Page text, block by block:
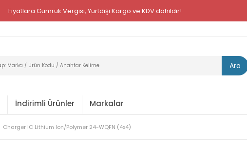
Fiyatlara Gümrük Vergisi, Yurtdışı Kargo ve KDV dahildir!
Ara
İndirimli Ürünler Markalar
Charger IC Lithium Ion/Polymer 24-WQFN (4x4)